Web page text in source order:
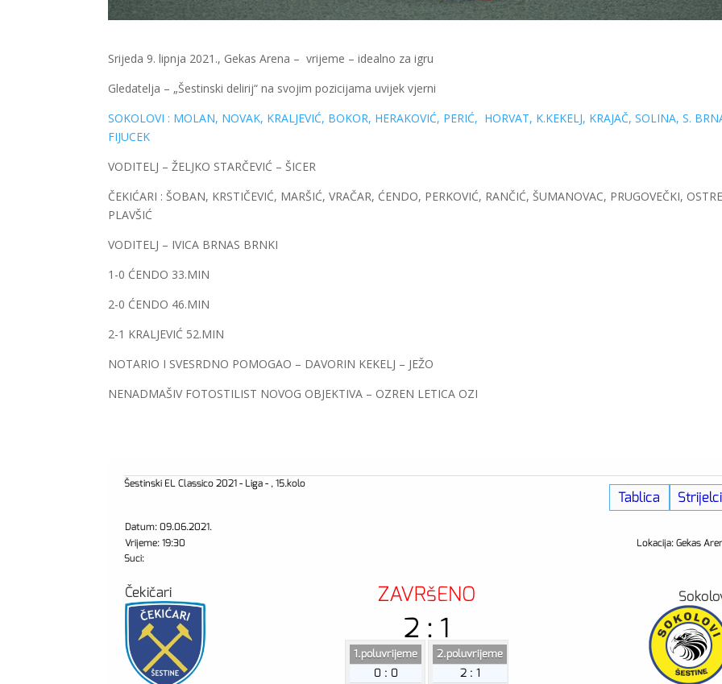
Srijeda 9. lipnja 2021., Gekas Arena – vrijeme – idealno za igru
Gledatelja – „Šestinski delirij“ na svojim pozicijama uvijek vjerni
SOKOLOVI : MOLAN, NOVAK, KRALJEVIĆ, BOKOR, HERAKOVIĆ, PERIĆ, HORVAT, K.KEKELJ, KRAJAČ, SOLINA, S.
FIJUCEK
VODITELJ – ŽELJKO STARČEVIĆ – ŠICER
ČEKIĆARI : ŠOBAN, KRSTIČEVIĆ, MARŠIĆ, VRAČAR, ĆENDO, PERKOVIĆ, RANČIĆ, ŠUMANOVAC, PRUGOVEČKI,
PLAVŠIĆ
VODITELJ – IVICA BRNAS BRNKI
1-0 ĆENDO 33.MIN
2-0 ĆENDO 46.MIN
2-1 KRALJEVIĆ 52.MIN
NOTARIO I SVESRDNO POMOGAO – DAVORIN KEKELJ – JEŽO
NENADMAŠIV FOTOSTILIST NOVOG OBJEKTIVA – OZREN LETICA OZI